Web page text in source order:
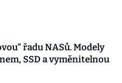
řadu NASů. Modely
SSD a vyměnitelnou